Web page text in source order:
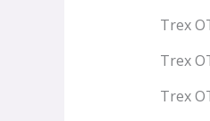
Trex
Trex
Trex